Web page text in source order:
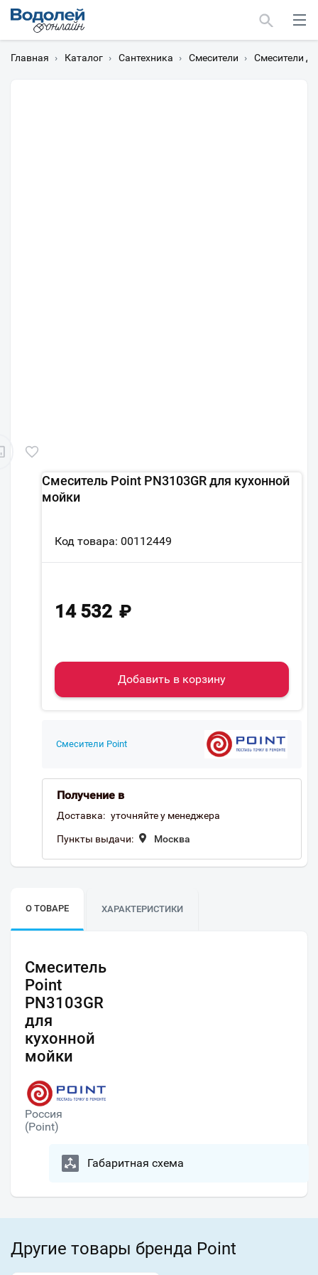
Главная › Каталог › Сантехника › Смесители › Смесители
Смеситель Point PN3103GR для кухонной
мойки
Код товара: 00112449
14 532 ₽
Добавить в корзину
Смесители Point
Получение в
Доставка: уточняйте у менеджера
Пункты выдачи: Москва
О ТОВАРЕ ХАРАКТЕРИСТИКИ
Смеситель
Point
PN3103GR
для
кухонной
мойки
Россия
(Point)
Габаритная схема
Другие товары бренда Point